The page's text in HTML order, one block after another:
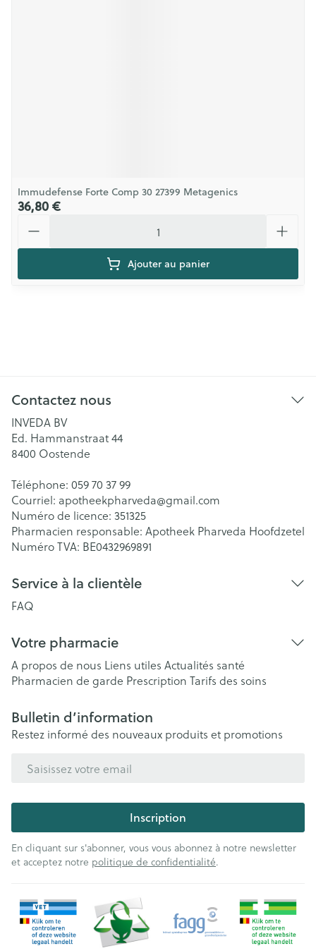
Immudefense Forte Comp 30 27399 Metagenics
36,80 €
Ajouter au panier
Contactez nous
INVEDA BV
Ed. Hammanstraat 44
8400 Oostende
Téléphone: 059 70 37 99
Courriel: apotheekpharveda@gmail.com
Numéro de licence: 351325
Pharmacien responsable: Apotheek Pharveda Hoofdzetel
Numéro TVA: BE0432969891
Service à la clientèle
FAQ
Votre pharmacie
A propos de nous Liens utiles Actualités santé
Pharmacien de garde Prescription Tarifs des soins
Bulletin d’information
Restez informé des nouveaux produits et promotions
Inscription
En cliquant sur s'abonner, vous vous abonnez à notre newsletter
et acceptez notre politique de confidentialité.